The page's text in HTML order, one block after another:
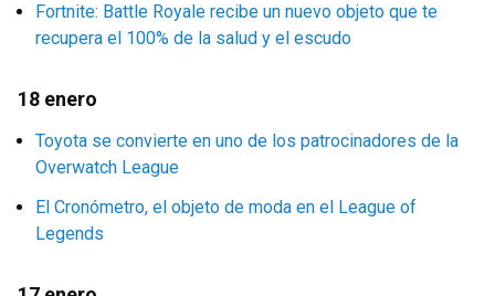
Fortnite: Battle Royale recibe un nuevo objeto que te
recupera el 100% de la salud y el escudo
18 enero
Toyota se convierte en uno de los patrocinadores de la
Overwatch League
El Cronómetro, el objeto de moda en el League of
Legends